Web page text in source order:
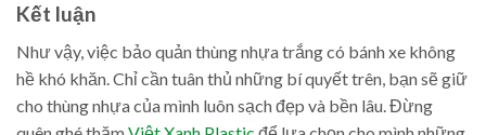
Kết luận
Như vậy, việc bảo quản thùng nhựa trắng có bánh xe không
hề khó khăn. Chỉ cần tuân thủ những bí quyết trên, bạn sẽ giữ
cho thùng nhựa của mình luôn sạch đẹp và bền lâu. Đừng